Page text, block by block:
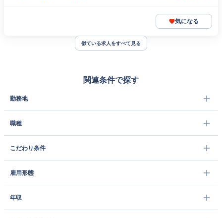
気になる
似ている求人をすべて見る
関連条件で探す
勤務地
職種
こだわり条件
雇用形態
年収